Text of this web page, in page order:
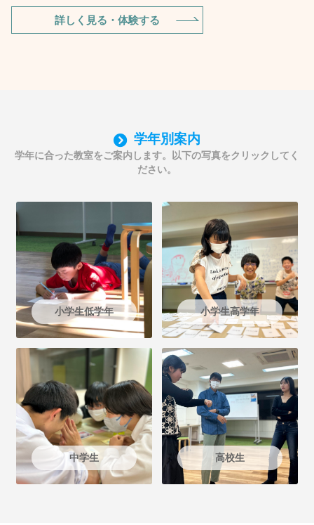
詳しく見る・体験する
学年別案内
学年に合った教室をご案内します。以下の写真をクリックしてく
ださい。
小学生低学年 小学生高学年
中学生 高校生